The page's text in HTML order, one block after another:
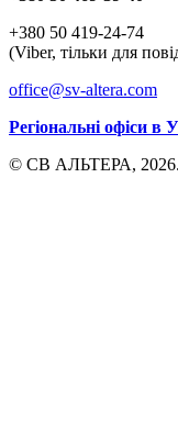
+380 50 419-24-74
(Viber, тільки для
office@sv-altera.com
Регіональні офіси в
© СВ АЛЬТЕРА, 2026.